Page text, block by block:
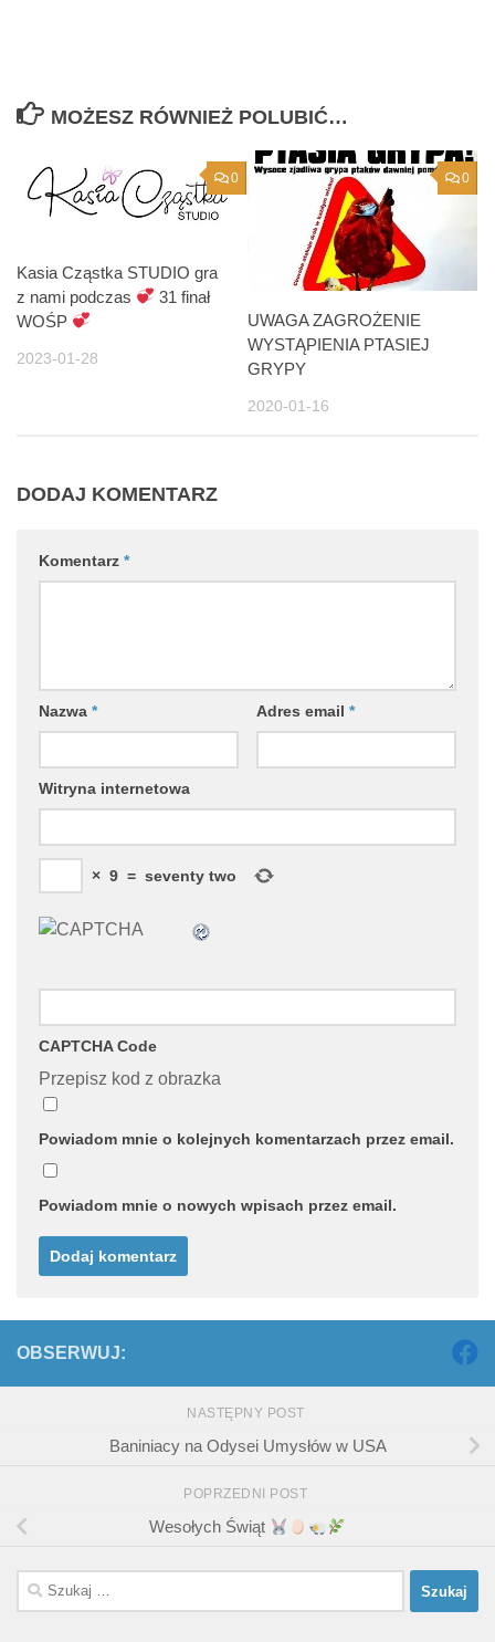
MOŻESZ RÓWNIEŻ POLUBIĆ…
0
Kasia Cząstka STUDIO gra
z nami podczas
31 finał
WOŚP
2023-01-28
0
UWAGA ZAGROŻENIE
WYSTĄPIENIA PTASIEJ
GRYPY
2020-01-16
DODAJ KOMENTARZ
Komentarz *
Nazwa * Adres email *
Witryna internetowa
× 9 = seventy two
CAPTCHA Code
Przepisz kod z obrazka
Powiadom mnie o kolejnych komentarzach przez email.
Powiadom mnie o nowych wpisach przez email.
OBSERWUJ:
NASTĘPNY POST
Baniniacy na Odysei Umysłów w USA
POPRZEDNI POST
Wesołych Świąt
Szukaj: